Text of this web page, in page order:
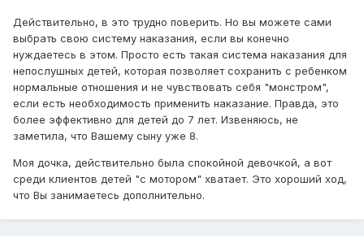
Действительно, в это трудно поверить. Но вы можете сами
выбрать свою систему наказания, если вы конечно
нуждаетесь в этом. Просто есть такая система наказания для
непослушных детей, которая позволяет сохранить с ребенком
нормальные отношения и не чувствовать себя "монстром",
если есть необходимость применить наказание. Правда, это
более эффективно для детей до 7 лет. Извеняюсь, не
заметила, что Вашему сыну уже 8.
Моя дочка, действительно была спокойной девочкой, а вот
среди клиентов детей "с мотором" хватает. Это хороший ход,
что Вы занимаетесь дополнительно.